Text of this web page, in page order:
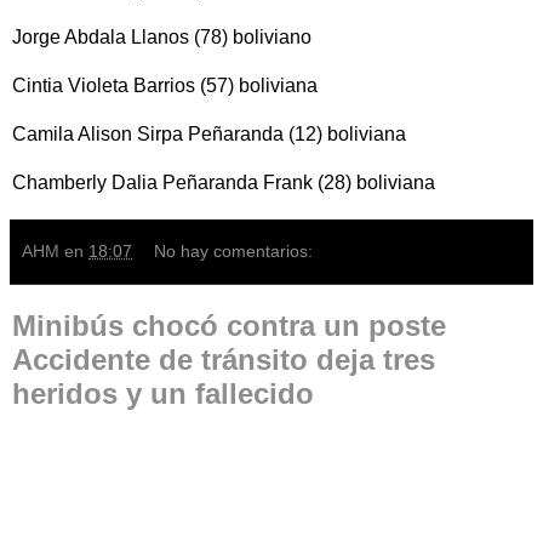
Jorge Abdala Llanos (78) boliviano
Cintia Violeta Barrios (57) boliviana
Camila Alison Sirpa Peñaranda (12) boliviana
Chamberly Dalia Peñaranda Frank (28) boliviana
AHM en 18:07 No hay comentarios:
Minibús chocó contra un poste
Accidente de tránsito deja tres
heridos y un fallecido